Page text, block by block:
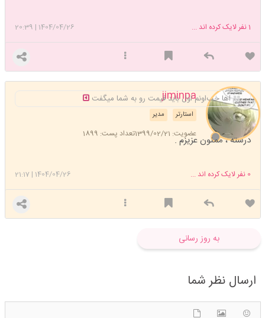
1404/04/26
|
20:39 1نفر لایک کرده اند ...
jiminpa
مدیر استارتر
عضویت: 1399/02/21 تعداد پست: 1899
اها خب‌اونم اول باید قیمت رو به شما میگفت
درسته ، ممنون عزیزم .
1404/04/26
|
21:17 0 نفر لایک کرده اند ...
به روز رسانی
ارسال نظر شما